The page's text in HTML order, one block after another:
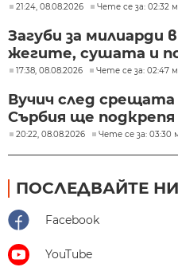
21:24, 08.08.2026 Чете се за: 02:32
Загуби за милиарди
жегите, сушата и
17:38, 08.08.2026 Чете се за: 02:47
Вучич след срещата
Сърбия ще
20:22, 08.08.2026 Чете се за: 03:30
ПОСЛЕДВАЙТЕ
Facebook
YouTube